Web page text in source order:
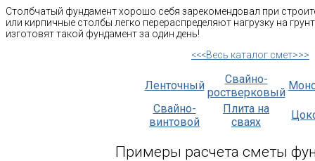
Столбчатый фундамент хорошо себя зарекомендовал при
или кирпичные столбы легко перераспределяют нагрузку на
изготовят такой фундамент за один день!
<<<Весь каталог смет>>>
Ленточный
Свайно-
ростверковый
Свайно-
винтовой
Плита на
сваях
Примеры расчета сметы